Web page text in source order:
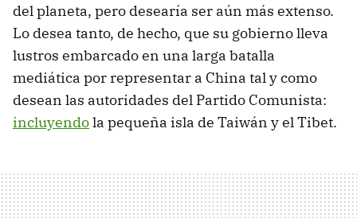
del planeta, pero desearía ser aún más extenso.
Lo desea tanto, de hecho, que su gobierno lleva
lustros embarcado en una larga batalla
mediática por representar a China tal y como
desean las autoridades del Partido Comunista:
incluyendola pequeña isla de Taiwán y el Tibet.